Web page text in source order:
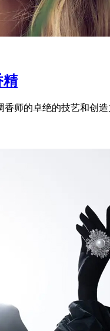
精
师的卓绝的技艺和创